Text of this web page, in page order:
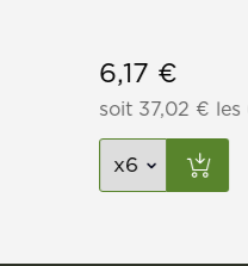
6,17 €
soit 37,02 € les